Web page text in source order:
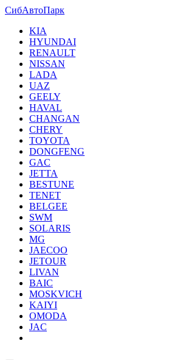
СибАвтоПарк
KIA
HYUNDAI
RENAULT
NISSAN
LADA
UAZ
GEELY
HAVAL
CHANGAN
CHERY
TOYOTA
DONGFENG
GAC
JETTA
BESTUNE
TENET
BELGEE
SWM
SOLARIS
MG
JAECOO
JETOUR
LIVAN
BAIC
MOSKVICH
KAIYI
OMODA
JAC